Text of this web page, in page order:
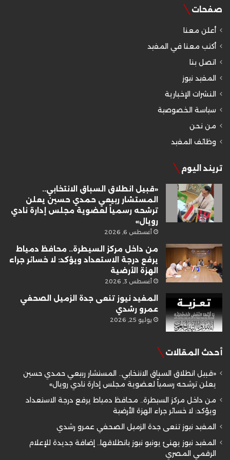
صفحات
أعلن معنا
أكتب معنا في المفيد
اتصل بنا
المفيد نيوز
النشرات الإخبارية
سياسة الخصوصية
من نحن
وظائف المفيد
تريند اليوم
«قبيل انطلاق السباق الانتخابي..
المستشار ربيعي حمدي حسين يعلن
ترشحه رسمياً لعضوية مجلس إدارة نادي
رويال»
أغسطس 6, 2026
من داخل مركز السيطرة.. محافظ دمياط
يرفع درجة الاستعداد ويؤكد: لا خسائر جراء
الهزة الأرضية
أغسطس 3, 2026
المفيد نيوز تنعى جدة الزميل الصحفي
عمرو رشدي
يوليو 25, 2026
أحدث المقالات
«قبيل انطلاق السباق الانتخابي.. المستشار ربيعي حمدي حسين
يعلن ترشحه رسمياً لعضوية مجلس إدارة نادي رويال»
من داخل مركز السيطرة.. محافظ دمياط يرفع درجة الاستعداد
ويؤكد: لا خسائر جراء الهزة الأرضية
المفيد نيوز تنعى جدة الزميل الصحفي عمرو رشدي
المفيد نيوز يهنئ يونيو نيوز بانطلاقها.. إضافة جديدة للإعلام
الرقمي المصري